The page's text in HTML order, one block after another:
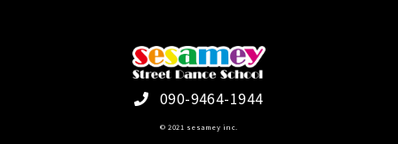
090-9464-1944
© 2021 sesamey inc.